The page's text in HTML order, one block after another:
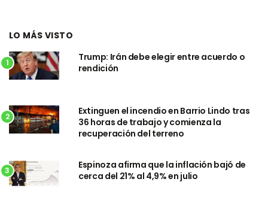
LO MÁS VISTO
1
Trump: Irán debe elegir entre acuerdo o
rendición
2
Extinguen el incendio en Barrio Lindo tras
36 horas de trabajo y comienza la
recuperación del terreno
3
Espinoza afirma que la inflación bajó de
cerca del 21% al 4,9% en julio